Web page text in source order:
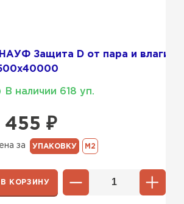
Защита D от пара и влаги
В наличии 618 уп.
455 ₽
за УПАКОВКУ М2
В КОРЗИНУ